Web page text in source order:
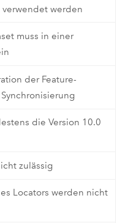
werden
muss in einer
der Feature-
die Version 10.0
zulässig
Locators werden nicht